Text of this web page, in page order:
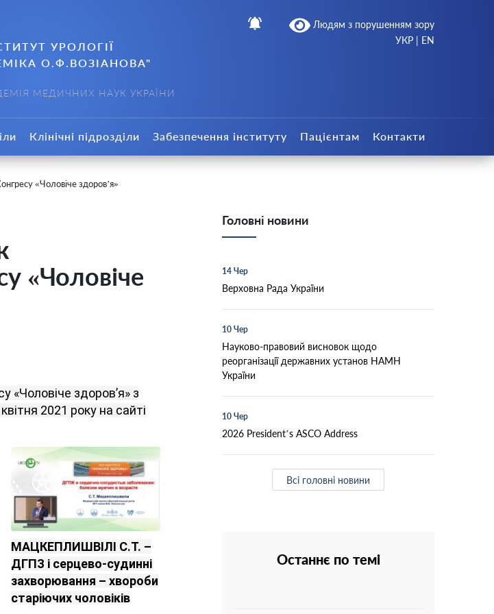
Людям з порушенням зору
УРОЛОГІЇ
О.Ф.ВОЗІАНОВА"
МЕДИЧНИХ НАУК УКРАЇНИ
УКР | EN
Клінічні підрозділи Забезпечення інституту Пацієнтам Контакти
«Чоловіче здоров’я»
«Чоловіче
«Чоловіче здоров’я» з
2021 року на сайті
МАЦКЕПЛИШВІЛІ С.Т. –
ДГПЗ і серцево-судинні
захворювання – хвороби
старіючих чоловіків
Головні новини
14 Чер
Верховна Рада України
10 Чер
Науково-правовий висновок щодо
реорганізації державних установ НАМН
України
10 Чер
2026 President’s ASCO Address
Всі головні новини
Останнє по темі